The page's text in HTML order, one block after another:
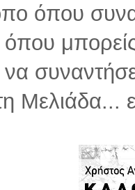
όπου
να
Μελιάδα...